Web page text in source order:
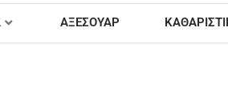
ΑΞΕΣΟΥΑΡ